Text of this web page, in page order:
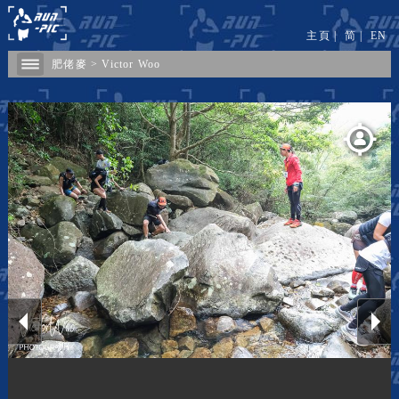
肥佬麥 >Victor Woo
主頁 | 简| EN